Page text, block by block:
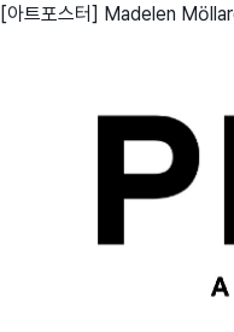
[아트포스터] Madelen